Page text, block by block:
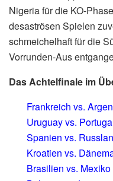
Nigeria für die KO-
desaströsen Spielen
schmeichelhaft für die
Vorrunden-Aus
Das Achtelfinale im
Frankreich vs.
Uruguay vs.
Spanien vs.
Kroatien vs.
Brasilien vs. Mexiko